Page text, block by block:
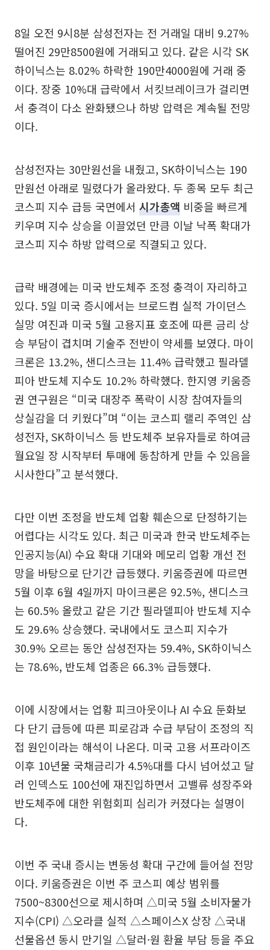
8일 오전 9시8분 삼성전자는 전 거래일 대비 9.27%
떨어진 29만8500원에 거래되고 있다. 같은 시각 SK
하이닉스는 8.02% 하락한 190만4000원에 거래 중
이다. 장중 10%대 급락에서 서킷브레이크가 걸리면
서 충격이 다소 완화됐으나 하방 압력은 계속될 전망
이다.
삼성전자는 30만원선을 내줬고, SK하이닉스는 190
만원선 아래로 밀렸다가 올라왔다. 두 종목 모두 최근
코스피 지수 급등 국면에서 시가총액 비중을 빠르게
키우며 지수 상승을 이끌었던 만큼 이날 낙폭 확대가
코스피 지수 하방 압력으로 직결되고 있다.
급락 배경에는 미국 반도체주 조정 충격이 자리하고
있다. 5일 미국 증시에서는 브로드컴 실적 가이던스
실망 여진과 미국 5월 고용지표 호조에 따른 금리 상
승 부담이 겹치며 기술주 전반이 약세를 보였다. 마이
크론은 13.2%, 샌디스크는 11.4% 급락했고 필라델
피아 반도체 지수도 10.2% 하락했다. 한지영 키움증
권 연구원은 “미국 대장주 폭락이 시장 참여자들의
상실감을 더 키웠다”며 “이는 코스피 랠리 주역인 삼
성전자, SK하이닉스 등 반도체주 보유자들로 하여금
월요일 장 시작부터 투매에 동참하게 만들 수 있음을
시사한다”고 분석했다.
다만 이번 조정을 반도체 업황 훼손으로 단정하기는
어렵다는 시각도 있다. 최근 미국과 한국 반도체주는
인공지능(AI) 수요 확대 기대와 메모리 업황 개선 전
망을 바탕으로 단기간 급등했다. 키움증권에 따르면
5월 이후 6월 4일까지 마이크론은 92.5%, 샌디스크
는 60.5% 올랐고 같은 기간 필라델피아 반도체 지수
도 29.6% 상승했다. 국내에서도 코스피 지수가
30.9% 오르는 동안 삼성전자는 59.4%, SK하이닉스
는 78.6%, 반도체 업종은 66.3% 급등했다.
이에 시장에서는 업황 피크아웃이나 AI 수요 둔화보
다 단기 급등에 따른 피로감과 수급 부담이 조정의 직
접 원인이라는 해석이 나온다. 미국 고용 서프라이즈
이후 10년물 국채금리가 4.5%대를 다시 넘어섰고 달
러 인덱스도 100선에 재진입하면서 고밸류 성장주와
반도체주에 대한 위험회피 심리가 커졌다는 설명이
다.
이번 주 국내 증시는 변동성 확대 구간에 들어설 전망
이다. 키움증권은 이번 주 코스피 예상 범위를
7500~8300선으로 제시하며 △미국 5월 소비자물가
지수(CPI) △오라클 실적 △스페이스X 상장 △국내
선물옵션 동시 만기일 △달러·원 환율 부담 등을 주요